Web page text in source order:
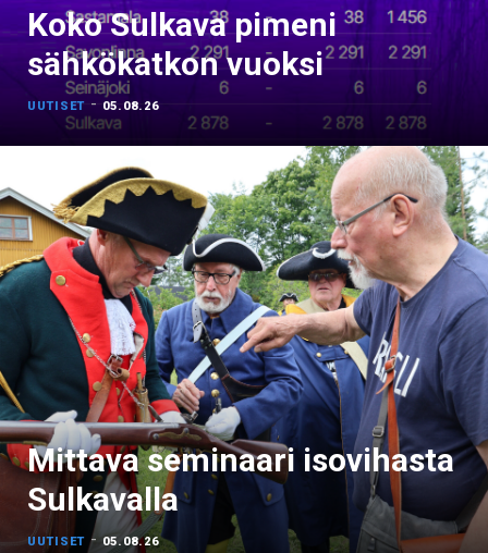
Koko Sulkava pimeni
sähkökatkon vuoksi
UUTISET - 05.08.26
Mittava seminaari isovihasta
Sulkavalla
UUTISET - 05.08.26